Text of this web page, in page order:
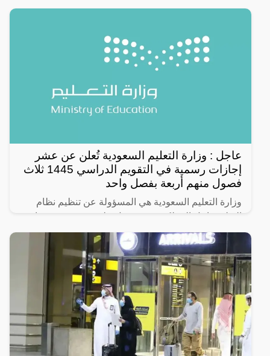
سيارة
عاجل : وزارة التعليم السعودية تُعلن عن عشر
إجازات رسمية في التقويم الدراسي 1445 ثلاث
فصول منهم أربعة بفصل واحد
وزارة التعليم السعودية هي المسؤولة عن تنظيم نظام
التعليم داخل المملكة، حيث تعمل على تحديد تقويم دراسي
يساعد في تحديد العملية التعليمية ومساعدة جميع الطلاب